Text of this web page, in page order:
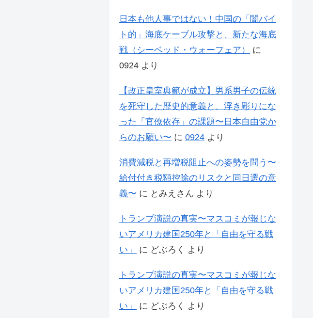
日本も他人事ではない！中国の「闇バイ
ト的」海底ケーブル攻撃と、新たな海底
戦（シーベッド・ウォーフェア）
に
0924 より
【改正皇室典範が成立】男系男子の伝統
を死守した歴史的意義と、浮き彫りにな
った「官僚依存」の課題〜日本自由党か
らのお願い〜 に 0924 より
消費減税と再増税阻止への姿勢を問う〜
給付付き税額控除のリスクと同日選の意
義〜 に とみえさん より
トランプ演説の真実〜マスコミが報じな
いアメリカ建国250年と「自由を守る戦
い」
に どぶろく より
トランプ演説の真実〜マスコミが報じな
いアメリカ建国250年と「自由を守る戦
い」
に どぶろく より